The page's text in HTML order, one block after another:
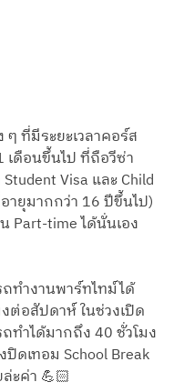
ที่มีระยะเวลาคอร์ส
เดือนขึ้นไป ที่ถือวีซ่า
Visa และ Child
ายุมากกว่า 16 ปีขึ้นไป)
Part-time ได้นั่นเอง
ทำงานพาร์ทไทม์ได้
ต่อสัปดาห์ ในช่วงเปิด
ทำได้มากถึง 40 ชั่วโมง
ดเทอม School Break
ะค่า 💪🏻